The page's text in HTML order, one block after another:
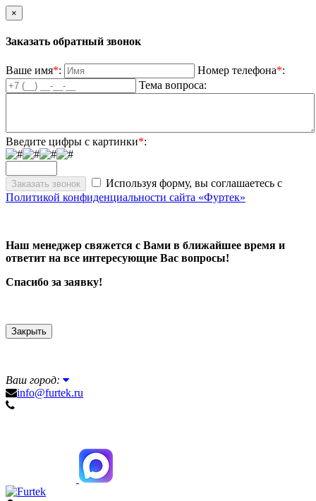
×
Заказать обратный звонок
Ваше имя*: Номер телефона*:
Тема вопроса:
Введите цифры с картинки*:
Используя форму, вы соглашаетесь с
Политикой конфиденциальности сайта «Фуртек»
Наш менеджер свяжется с Вами в ближайшее время и
ответит на все интересующие Вас вопросы!
Спасибо за заявку!
Закрыть
Ваш город:
info@furtek.ru